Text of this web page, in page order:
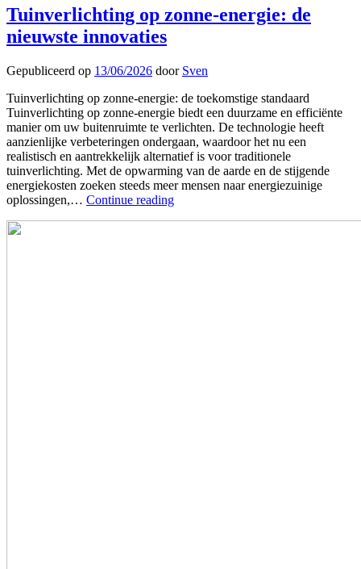
Tuinverlichting op zonne-energie: de
nieuwste innovaties
Gepubliceerd op 13/06/2026 door Sven
Tuinverlichting op zonne-energie: de toekomstige standaard
Tuinverlichting op zonne-energie biedt een duurzame en efficiënte
manier om uw buitenruimte te verlichten. De technologie heeft
aanzienlijke verbeteringen ondergaan, waardoor het nu een
realistisch en aantrekkelijk alternatief is voor traditionele
tuinverlichting. Met de opwarming van de aarde en de stijgende
energiekosten zoeken steeds meer mensen naar energiezuinige
oplossingen,… Continue reading